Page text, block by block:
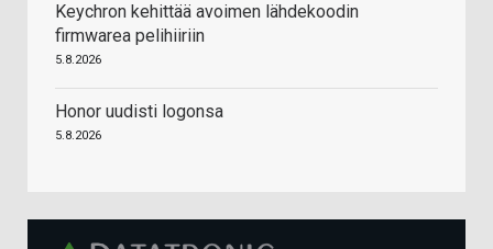
Keychron kehittää avoimen lähdekoodin
firmwarea pelihiiriin
5.8.2026
Honor uudisti logonsa
5.8.2026